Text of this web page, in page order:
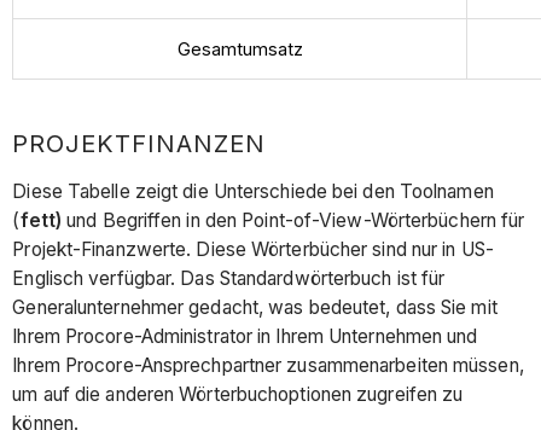
Gesamtumsatz
PROJEKTFINANZEN
Diese Tabelle zeigt die Unterschiede bei den Toolnamen
(fett) und Begriffen in den Point-of-View-Wörterbüchern für
Projekt-Finanzwerte. Diese Wörterbücher sind nur in US-
Englisch verfügbar. Das Standardwörterbuch ist für
Generalunternehmer gedacht, was bedeutet, dass Sie mit
Ihrem Procore-Administrator in Ihrem Unternehmen und
Ihrem Procore-Ansprechpartner zusammenarbeiten müssen,
um auf die anderen Wörterbuchoptionen zugreifen zu
können.